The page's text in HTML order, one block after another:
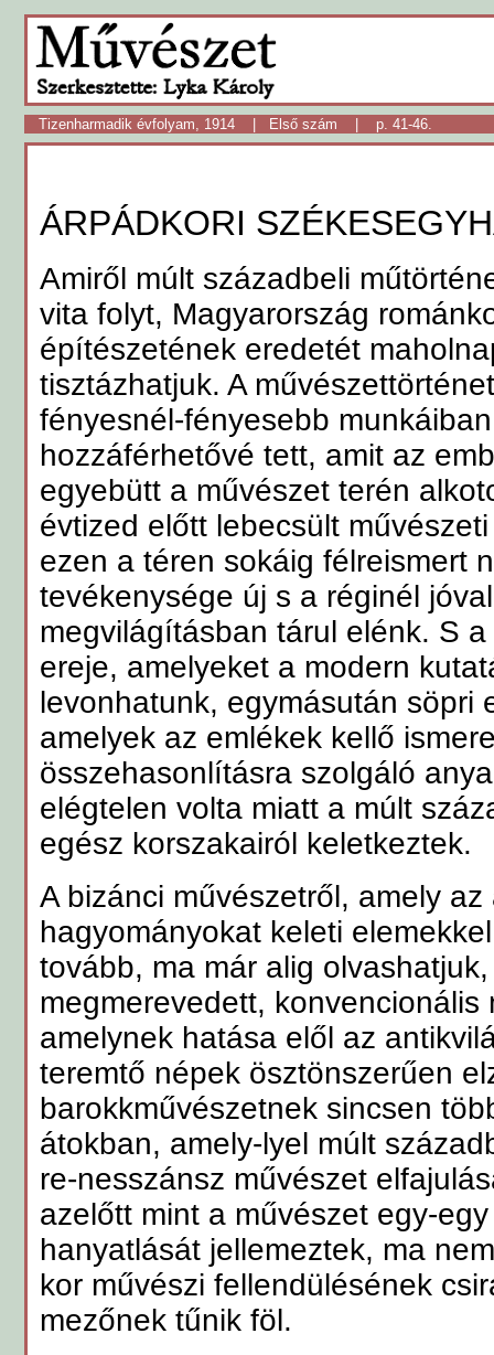
Tizenharmadik évfolyam, 1914 Első szám | p. 41-46.
ÁRPÁDKORI
Amiről múlt századbeli
vita folyt, Magyarország
építészetének eredetét
tisztázhatjuk. A
fényesnél-fényesebb
hozzáférhetővé tett, amit az
egyebütt a művészet terén
évtized előtt lebecsült
ezen a téren sokáig félreismert
tevékenysége új s a réginél
megvilágításban tárul elénk. S
ereje, amelyeket a modern
levonhatunk, egymásután söpri
amelyek az emlékek kellő
összehasonlításra szolgáló
elégtelen volta miatt a múlt
egész korszakairól keletkeztek.
A bizánci művészetről, amely
hagyományokat keleti
tovább, ma már alig
megmerevedett, konvencionális
amelynek hatása elől az
teremtő népek ösztönszerűen
barokkművészetnek sincsen
átokban, amely-lyel múlt
re-nesszánsz művészet
azelőtt mint a művészet egy-
hanyatlását jellemeztek, ma
kor művészi fellendülésének
mezőnek tűnik föl.